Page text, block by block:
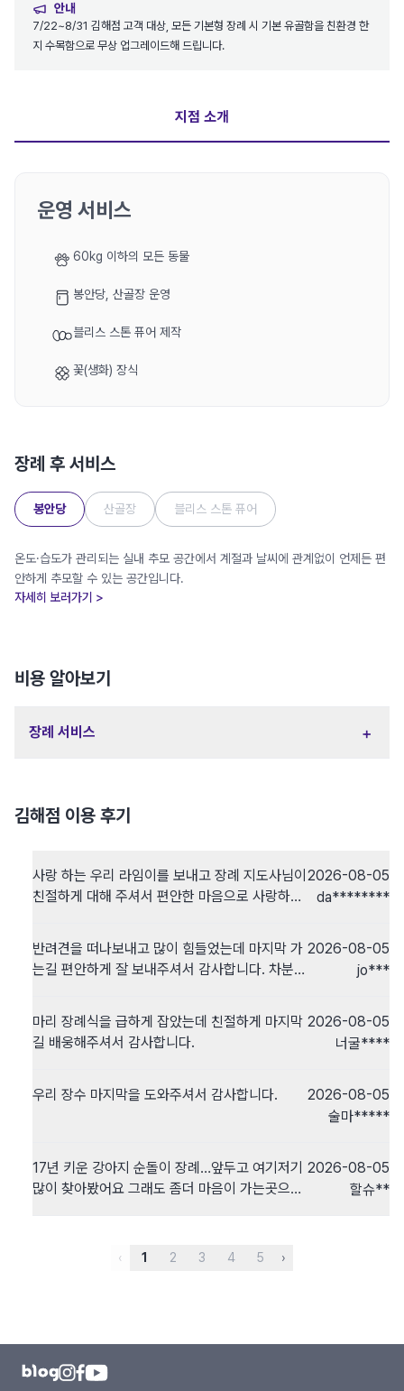
안내
7/22~8/31 김해점 고객 대상, 모든 기본형 장례 시 기본 유골함을 친환경 한
지 수목함으로 무상 업그레이드해 드립니다.
지점 소개
운영 서비스
60kg 이하의 모든 동물
봉안당, 산골장 운영
블리스 스톤 퓨어 제작
꽃(생화) 장식
장례 후 서비스
봉안당 산골장 블리스 스톤 퓨어
온도·습도가 관리되는 실내 추모 공간에서 계절과 날씨에 관계없이 언제든 편
안하게 추모할 수 있는 공간입니다.
자세히 보러가기 >
비용 알아보기
장례 서비스 +
김해점 이용 후기
사랑 하는 우리 라임이를 보내고 장례 지도사님이
친절하게 대해 주셔서 편안한 마음으로 사랑하는
2026-08-05
da********
반려견을 떠나보내고 많이 힘들었는데 마지막 가
는길 편안하게 잘 보내주셔서 감사합니다. 차분히
수 있었어요 정말 감사합니다🥹
2026-08-05
jo***
마리 장례식을 급하게 잡았는데 친절하게 마지막
길 배웅해주셔서 감사합니다.
2026-08-05
너굴****
우리 장수 마지막을 도와주셔서 감사합니다.
2026-08-05
술마*****
17년 키운 강아지 순돌이 장례…앞두고 여기저기
많이 찾아봤어요 그래도 좀더 마음이 가는곳으로
부터 입구부터 따뜻하게 장갑을 끼고 맞이해주셨
심으로 애도 해주시는 모습에 너무 많이 감사하며
2026-08-05
할슈**
‹ 1 2 3 4 5 ›